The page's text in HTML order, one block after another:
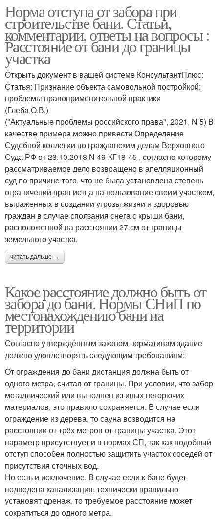
Норма отступа от забора при
строительстве бани. Статьи,
комментарии, ответы на вопросы :
Расстояние от бани до границы
участка
Открыть документ в вашей системе КонсультантПлюс:
Статья: Признание объекта самовольной постройкой:
проблемы правоприменительной практики
(Глеба О.В.)
("Актуальные проблемы российского права", 2021, N 5) В
качестве примера можно привести Определение
Судебной коллегии по гражданским делам Верховного
Суда РФ от 23.10.2018 N 49-КГ18-45 , согласно которому
рассматриваемое дело возвращено в апелляционный
суд по причине того, что не была установлена степень
ограничений прав истца на пользование своим участком,
выраженных в создании угрозы жизни и здоровью
граждан в случае сползания снега с крыши бани,
расположенной на расстоянии 27 см от границы
земельного участка.
читать дальше →
Какое расстояние должно быть от
забора до бани. Нормы СНиП по
местонахождению бани на
территории
Согласно утверждённым законом нормативам здание
должно удовлетворять следующим требованиям:
От ограждения до бани дистанция должна быть от
одного метра, считая от границы. При условии, что забор
металлический или выполнен из иных негорючих
материалов, это правило сохраняется. В случае если
ограждение из дерева, то сауна возводится на
расстоянии от трёх метров от границы участка. Этот
параметр присутствует и в нормах СП, так как подобный
отступ способен полностью защитить участок соседей от
присутствия сточных вод.
Но есть и исключение. В случае если к бане будет
подведена канализация, технически правильно
установят дренаж, то требуемое расстояние может
сократиться до одного метра.